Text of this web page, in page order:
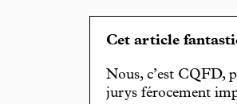
Cet article
Nous, c’est CQFD,
jurys férocement